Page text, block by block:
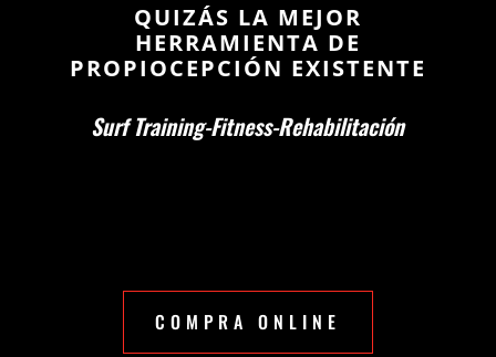
QUIZÁS LA MEJOR
HERRAMIENTA DE
PROPIOCEPCIÓN EXISTENTE
Surf Training-Fitness-Rehabilitación
COMPRA ONLINE